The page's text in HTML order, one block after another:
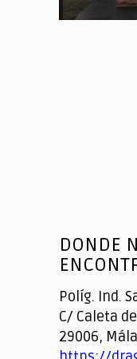
DONDE
Políg. Ind.
C/ Caleta
29006,